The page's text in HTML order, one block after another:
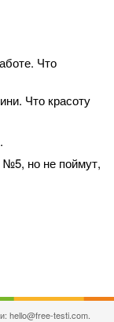
Что
Что красоту
но не поймут,
hello@free-testi.com.